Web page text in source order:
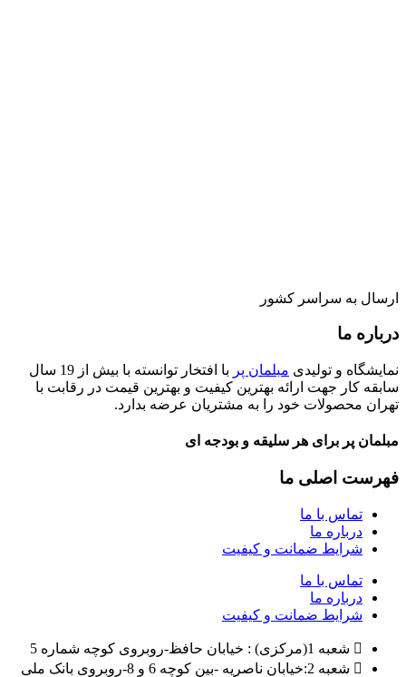
ارسال به سراسر کشور
درباره ما
نمایشگاه و تولیدی مبلمان پر
با افتخار توانسته با بیش از 19 سال
سابقه کار جهت ارائه بهترین کیفیت و بهترین قیمت در رقابت با
تهران محصولات خود را به مشتریان عرضه بدارد.
مبلمان پر برای هر سلیقه و بودجه ای
فهرست اصلی ما
تماس با ما
درباره ما
شرایط ضمانت و کیفیت
تماس با ما
درباره ما
شرایط ضمانت و کیفیت
شعبه 1(مرکزی) : خیابان حافظ-روبروی کوچه شماره 5
شعبه 2:خیابان ناصریه -بین کوچه 6 و 8-روبروی بانک ملی